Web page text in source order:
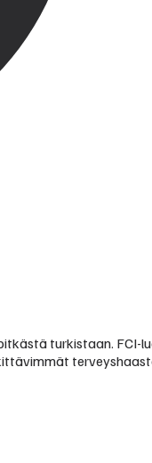
turkistaan. FCI-